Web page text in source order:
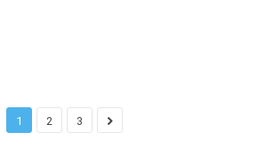
1 2 3